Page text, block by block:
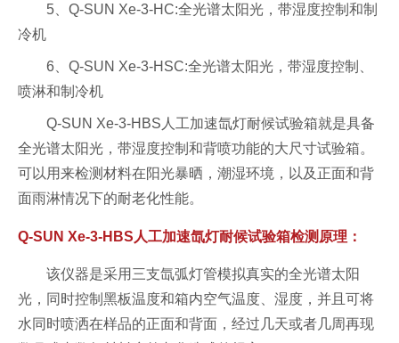
5、Q-SUN Xe-3-HC:全光谱太阳光，带湿度控制和制
冷机
6、Q-SUN Xe-3-HSC:全光谱太阳光，带湿度控制、
喷淋和制冷机
Q-SUN Xe-3-HBS人工加速氙灯耐候试验箱就是具备
全光谱太阳光，带湿度控制和背喷功能的大尺寸试验箱。
可以用来检测材料在阳光暴晒，潮湿环境，以及正面和背
面雨淋情况下的耐老化性能。
Q-SUN Xe-3-HBS人工加速氙灯耐候试验箱检测原理：
该仪器是采用三支氙弧灯管模拟真实的全光谱太阳
光，同时控制黑板温度和箱内空气温度、湿度，并且可将
水同时喷洒在样品的正面和背面，经过几天或者几周再现